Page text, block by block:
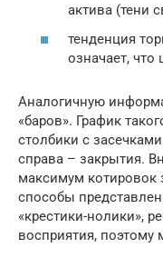
актива (тени
тенденция
означает,
Аналогичную
«баров». График
столбики с
справа – закрытия.
максимум котировок
способы
«крестики-нолики»,
восприятия, поэтому